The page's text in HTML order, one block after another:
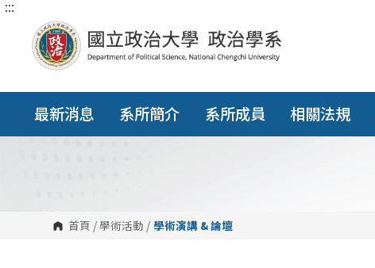
跳
塊
:::
最新消息 系所簡介 系所成員 相關法規
首頁 /學術活動 / 學術演講 & 論壇